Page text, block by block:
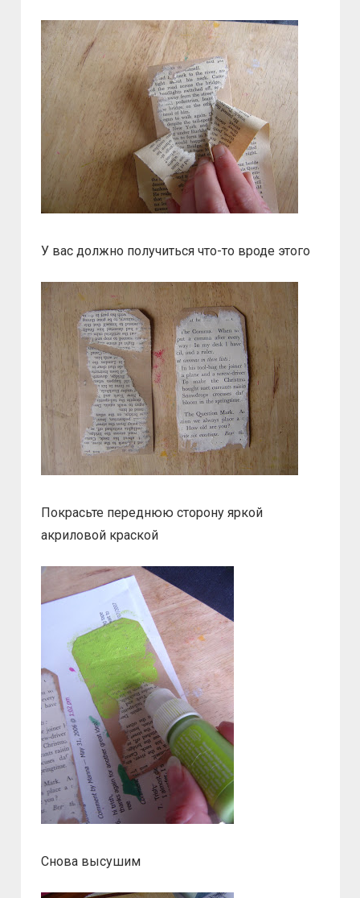
У вас должно получиться что-то вроде этого
Покрасьте переднюю сторону яркой
акриловой краской
Снова высушим